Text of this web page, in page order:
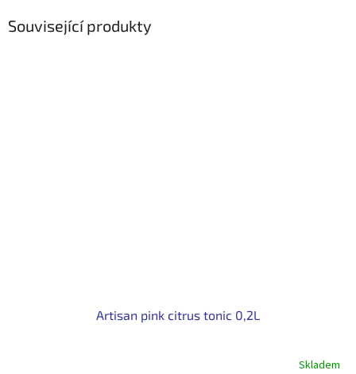
Související produkty
Artisan pink citrus tonic 0,2L
Skladem